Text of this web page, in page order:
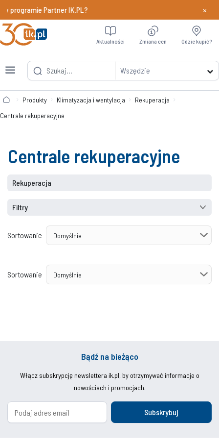
programie Partner IK.PL? Dowiedz
×
Wszędzie
Aktualności Zmiana cen Gdzie kupić?
Produkty Klimatyzacja i wentylacja
Rekuperacja
Centrale rekuperacyjne
Centrale rekuperacyjne
Rekuperacja
Filtry
Sortowanie
Sortowanie
Bądź na bieżąco
Włącz subskrypcję newslettera ik.pl, by otrzymywać informacje o
nowościach i promocjach.
Subskrybuj